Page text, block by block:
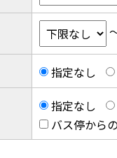
指定なし
指定なし
バス停から